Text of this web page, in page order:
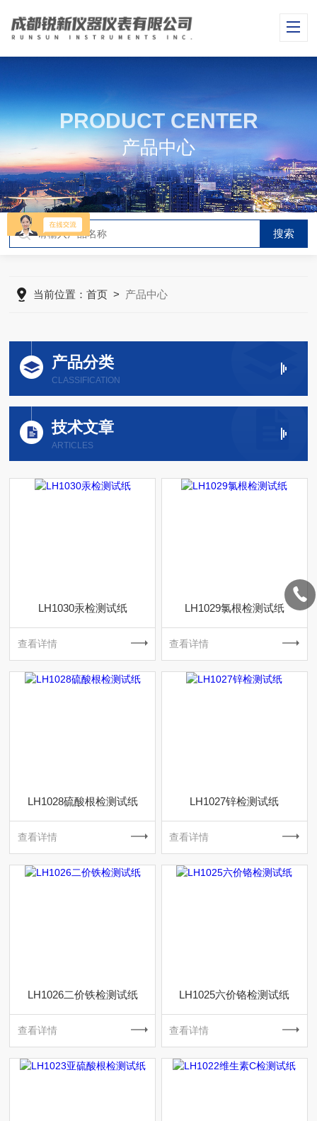
PRODUCT CENTER
产品中心
当前位置：首页 > 产品中心
产品分类
CLASSIFICATION
技术文章
ARTICLES
LH1030汞检测试纸
查看详情
LH1029氯根检测试纸
查看详情
LH1028硫酸根检测试纸
查看详情
LH1027锌检测试纸
查看详情
LH1026二价铁检测试纸
查看详情
LH1025六价铬检测试纸
查看详情